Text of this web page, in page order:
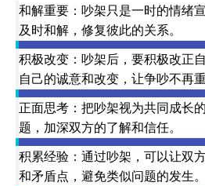
和解重要：吵架只是一时的情绪
及时和解，修复彼此的关系。
积极改变：吵架后，要积极改正
自己的诚意和改变，让争吵不再重
正面思考：把吵架视为共同成长
题，加深双方的了解和信任。
积累经验：通过吵架，可以让双
和矛盾点，避免类似问题的发生。